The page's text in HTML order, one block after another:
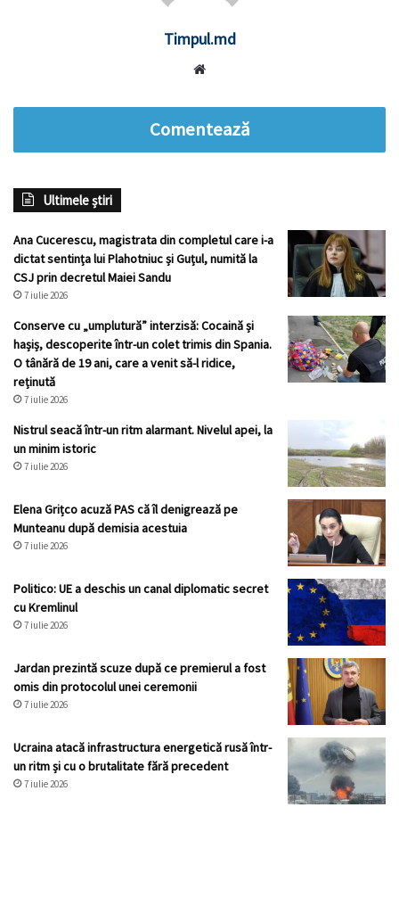
Timpul.md
Comentează
Ultimele știri
Ana Cucerescu, magistrata din completul care i-a
dictat sentința lui Plahotniuc și Guțul, numită la
CSJ prin decretul Maiei Sandu
7 iulie 2026
Conserve cu „umplutură” interzisă: Cocaină și
hașiș, descoperite într-un colet trimis din Spania.
O tânără de 19 ani, care a venit să-l ridice,
reținută
7 iulie 2026
Nistrul seacă într-un ritm alarmant. Nivelul apei, la
un minim istoric
7 iulie 2026
Elena Grițco acuză PAS că îl denigrează pe
Munteanu după demisia acestuia
7 iulie 2026
Politico: UE a deschis un canal diplomatic secret
cu Kremlinul
7 iulie 2026
Jardan prezintă scuze după ce premierul a fost
omis din protocolul unei ceremonii
7 iulie 2026
Ucraina atacă infrastructura energetică rusă într-
un ritm și cu o brutalitate fără precedent
7 iulie 2026